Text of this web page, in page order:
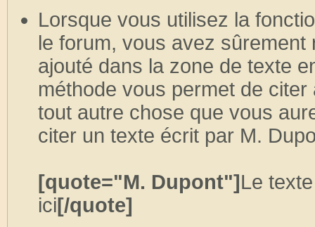
Lorsque vous utilisez la
le forum, vous avez
ajouté dans la zone de texte
méthode vous permet de
tout autre chose que vous
citer un texte écrit par M.
[quote="M. Dupont"]Le
ici[/quote]